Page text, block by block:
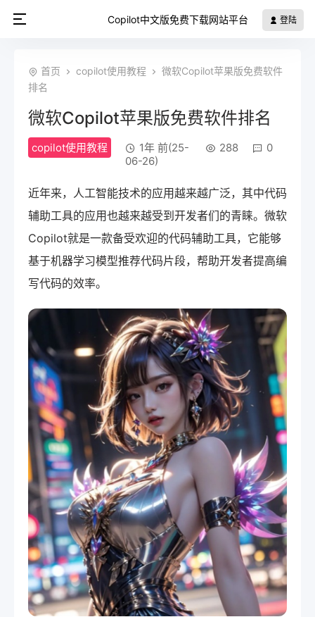
Copilot中文版免费下载网站平台 登陆
首页 copilot使用教程
微软Copilot苹果版免费软件
排名
微软Copilot苹果版免费软件排名
copilot使用教程
1年 前(25-
06-26)
288 0
近年来，人工智能技术的应用越来越广泛，其中代码
辅助工具的应用也越来越受到开发者们的青睐。微软
Copilot就是一款备受欢迎的代码辅助工具，它能够
基于机器学习模型推荐代码片段，帮助开发者提高编
写代码的效率。